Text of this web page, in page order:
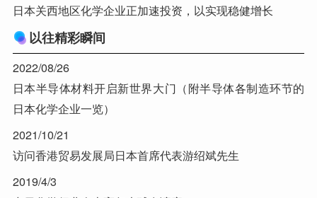
日本关西地区化学企业正加速投资，以实现稳健增长
以往精彩瞬间
2022/08/26
日本半导体材料开启新世界大门（附半导体各制造环节的
日本化学企业一览）
2021/10/21
访问香港贸易发展局日本首席代表游绍斌先生
2019/4/3